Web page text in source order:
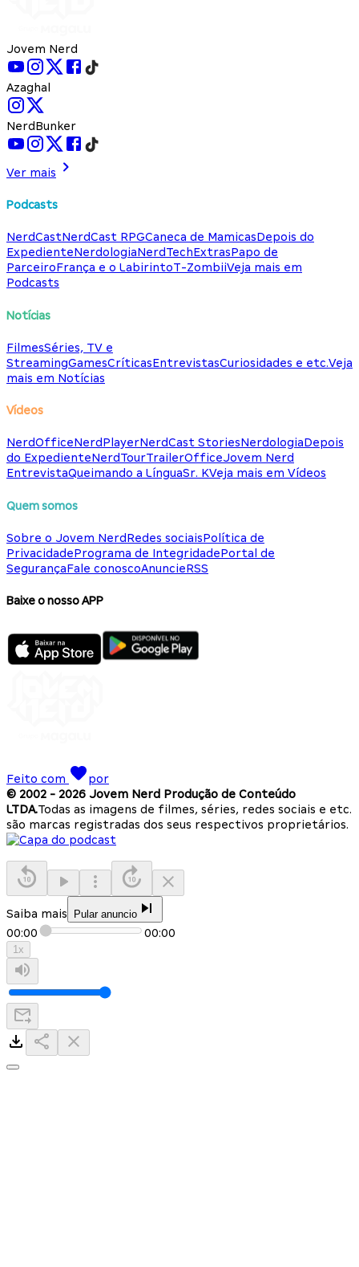
Jovem Nerd
Azaghal
NerdBunker
Ver mais
Podcasts
NerdCastNerdCast RPGCaneca de MamicasDepois do
ExpedienteNerdologiaNerdTechExtrasPapo de
ParceiroFrança e o LabirintoT-ZombiiVeja mais em
Podcasts
Notícias
FilmesSéries, TV e
StreamingGamesCríticasEntrevistasCuriosidades e etc.Veja
mais em Notícias
Vídeos
NerdOfficeNerdPlayerNerdCast StoriesNerdologiaDepois
do ExpedienteNerdTourTrailerOfficeJovem Nerd
EntrevistaQueimando a LínguaSr. KVeja mais em Vídeos
Quem somos
Sobre o Jovem NerdRedes sociaisPolítica de
PrivacidadePrograma de IntegridadePortal de
SegurançaFale conoscoAnuncieRSS
Baixe o nosso APP
Feito com
por
© 2002 - 2026 Jovem Nerd Produção de Conteúdo
LTDA.Todas as imagens de filmes, séries, redes sociais e etc.
são marcas registradas dos seus respectivos proprietários.
Saiba mais Pular anuncio
00:00 00:00
1x